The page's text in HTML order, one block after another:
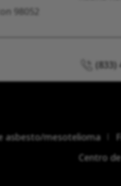
98052
(833)
asbesto/mesotelioma
Centro